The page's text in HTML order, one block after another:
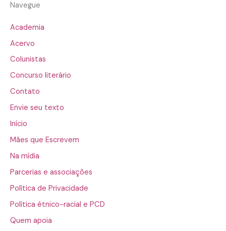
Navegue
Academia
Acervo
Colunistas
Concurso literário
Contato
Envie seu texto
Início
Mães que Escrevem
Na mídia
Parcerias e associações
Política de Privacidade
Política étnico-racial e PCD
Quem apoia